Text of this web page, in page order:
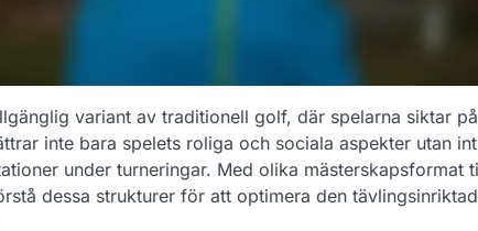
variant av traditionell golf, där spelarna siktar
inte bara spelets roliga och sociala aspekter utan
under turneringar. Med olika mästerskapsformat
dessa strukturer för att optimera den